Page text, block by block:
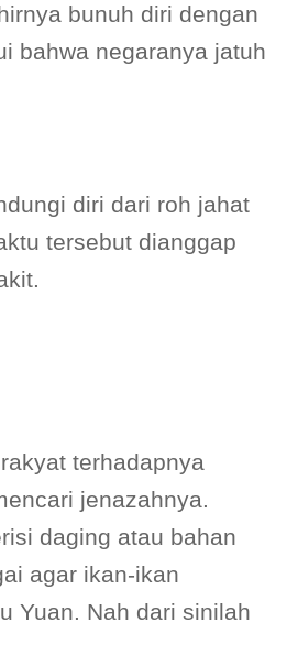
bunuh diri dengan
bahwa negaranya jatuh
diri dari roh jahat
tersebut dianggap
terhadapnya
jenazahnya.
daging atau bahan
agar ikan-ikan
Yuan. Nah dari sinilah